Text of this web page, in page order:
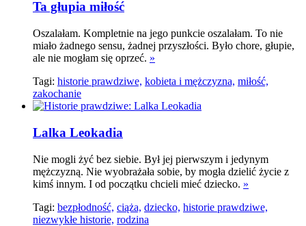
Ta głupia miłość
Oszalałam. Kompletnie na jego punkcie oszalałam. To nie
miało żadnego sensu, żadnej przyszłości. Było chore, głupie,
ale nie mogłam się oprzeć. »
Tagi: historie prawdziwe, kobieta i mężczyzna, miłość,
zakochanie
Lalka Leokadia
Nie mogli żyć bez siebie. Był jej pierwszym i jedynym
mężczyzną. Nie wyobrażała sobie, by mogła dzielić życie z
kimś innym. I od początku chcieli mieć dziecko. »
Tagi: bezpłodność, ciąża, dziecko, historie prawdziwe,
niezwykłe historie, rodzina